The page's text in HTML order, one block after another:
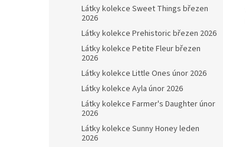
Látky kolekce Sweet Things březen
2026
Látky kolekce Prehistoric březen 2026
Látky kolekce Petite Fleur březen
2026
Látky kolekce Little Ones únor 2026
Látky kolekce Ayla únor 2026
Látky kolekce Farmer's Daughter únor
2026
Látky kolekce Sunny Honey leden
2026